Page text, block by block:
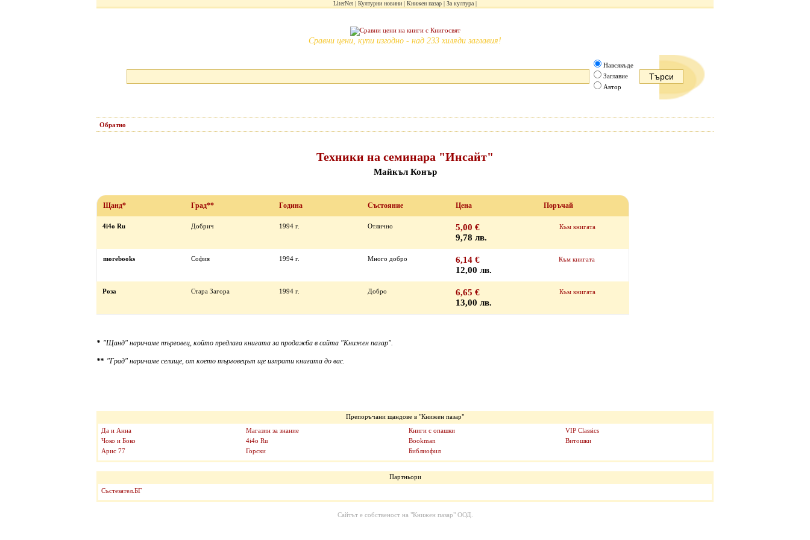
LiterNet Културни новини Книжен пазар За култура
Сравни цени, купи изгодно - над 233 хиляди заглавия!
Навсякъде
Заглавие
Автор
Обратно
Техники на семинара "Инсайт"
Майкъл Конър
Щанд* Град** Година Състояние Цена Поръчай
4i4o Ru Добрич 1994 г. Отлично
5,00 €
9,78 лв.
Към книгата
morebooks София 1994 г. Много добро
6,14 €
12,00 лв.
Към книгата
Роза Стара Загора 1994 г. Добро
6,65 €
13,00 лв.
Към книгата
* "Щанд" наричаме търговец, който предлага книгата за продажба в сайта "Книжен пазар".
** "Град" наричаме селище, от което търговецът ще изпрати книгата до вас.
Препоръчани щандове в "Книжен пазар"
Да и Анна
Чоко и Боко
Арис 77
Магазин за знание
4i4o Ru
Горски
Книги с опашки
Bookman
Библиофил
VIP Classics
Витошки
Партньори
Състезател.БГ
Сайтът е собственост на "Книжен пазар" ООД